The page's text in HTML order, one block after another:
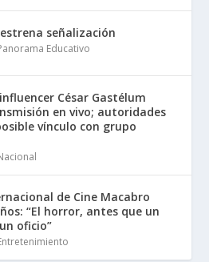
señalización
Educativo
César Gastélum
en vivo; autoridades
vínculo con grupo
de Cine Macabro
“El horror, antes que un
oficio”